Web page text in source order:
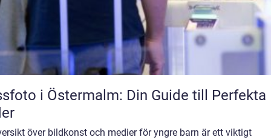
i Östermalm: Din Guide till Perfekta
över bildkonst och medier för yngre barn är ett viktigt